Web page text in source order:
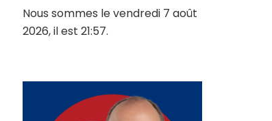
Nous sommes le vendredi 7 août
2026, il est 21:57.